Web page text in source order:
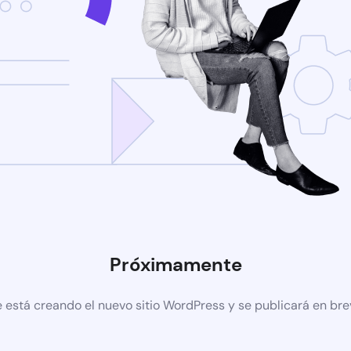
Próximamente
está creando el nuevo sitio WordPress y se publicará en